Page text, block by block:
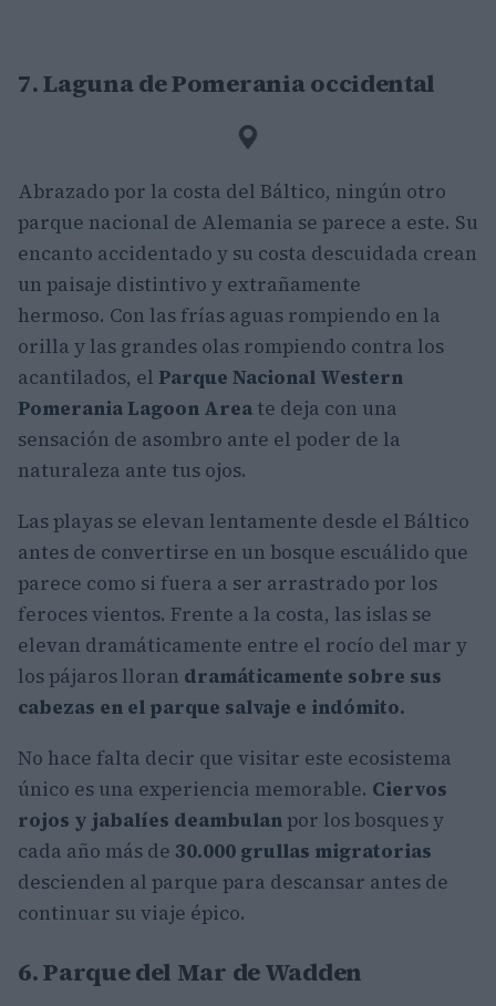
7. Laguna de Pomerania occidental
Abrazado por la costa del Báltico, ningún otro
parque nacional de Alemania se parece a este. Su
encanto accidentado y su costa descuidada crean
un paisaje distintivo y extrañamente
hermoso. Con las frías aguas rompiendo en la
orilla y las grandes olas rompiendo contra los
acantilados, el Parque Nacional Western
Pomerania Lagoon Area te deja con una
sensación de asombro ante el poder de la
naturaleza ante tus ojos.
Las playas se elevan lentamente desde el Báltico
antes de convertirse en un bosque escuálido que
parece como si fuera a ser arrastrado por los
feroces vientos. Frente a la costa, las islas se
elevan dramáticamente entre el rocío del mar y
los pájaros lloran dramáticamente sobre sus
cabezas en el parque salvaje e indómito.
No hace falta decir que visitar este ecosistema
único es una experiencia memorable. Ciervos
rojos y jabalíes deambulanpor los bosques y
cada año más de 30.000 grullas migratorias
descienden al parque para descansar antes de
continuar su viaje épico.
6. Parque del Mar de Wadden